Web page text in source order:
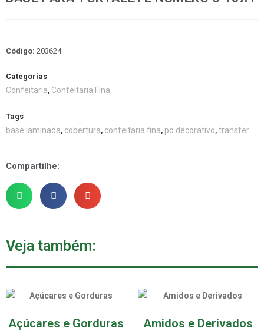
Código: 203624
Categorias
Confeitaria, Confeitaria Fina
Tags
base laminada, cobertura, confeitaria fina, po decorativo, transfer
Compartilhe:
Veja também:
Açúcares e Gorduras
Amidos e Derivados